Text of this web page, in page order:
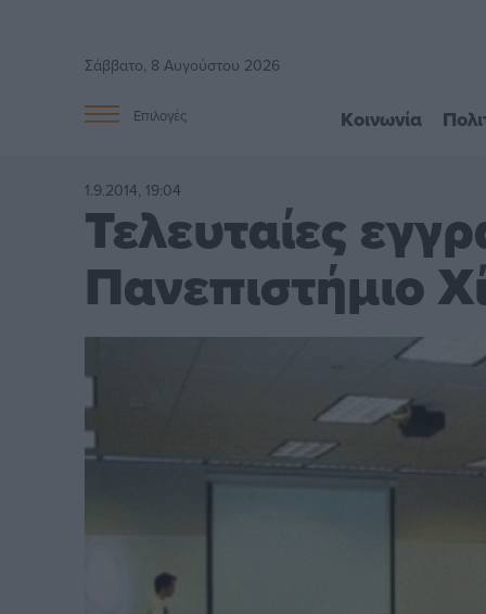
Σάββατο, 8 Αυγούστου 2026
Επιλογές Κοινωνία
1.9.2014, 19:04
Τελευταίες
Πανεπιστήμιο